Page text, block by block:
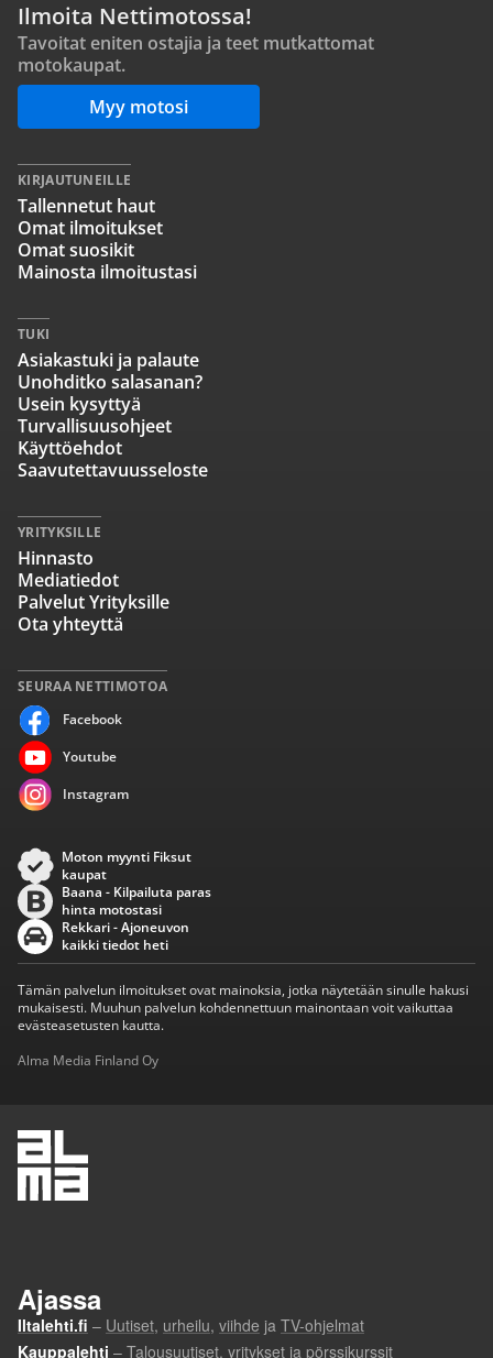
Ilmoita Nettimotossa!
Tavoitat eniten ostajia ja teet mutkattomat
motokaupat.
Myy motosi
SEURAA NETTIMOTOA
Facebook
Youtube
Instagram
KIRJAUTUNEILLE
Tallennetut haut
Omat ilmoitukset
Omat suosikit
Mainosta ilmoitustasi
TUKI
Asiakastuki ja palaute
Unohditko salasanan?
Usein kysyttyä
Turvallisuusohjeet
Käyttöehdot
Saavutettavuusseloste
YRITYKSILLE
Hinnasto
Mediatiedot
Palvelut Yrityksille
Ota yhteyttä
Moton myynti Fiksut
kaupat
Baana - Kilpailuta paras
hinta motostasi
Rekkari - Ajoneuvon
kaikki tiedot heti
Tämän palvelun ilmoitukset ovat mainoksia, jotka näytetään sinulle hakusi
mukaisesti. Muuhun palvelun kohdennettuun mainontaan voit vaikuttaa
evästeasetusten kautta.
Alma Media Finland Oy